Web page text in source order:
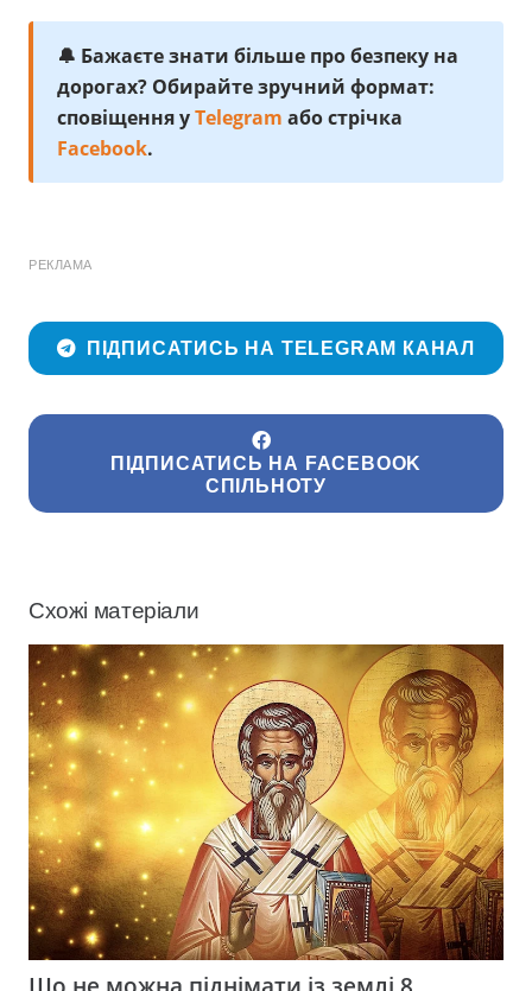
🔔 Бажаєте знати більше про безпеку на
дорогах? Обирайте зручний формат:
сповіщення уTelegram або стрічка
Facebook.
РЕКЛАМА
ПІДПИСАТИСЬ НА TELEGRAM КАНАЛ
ПІДПИСАТИСЬ НА FACEBOOK
СПІЛЬНОТУ
Схожі матеріали